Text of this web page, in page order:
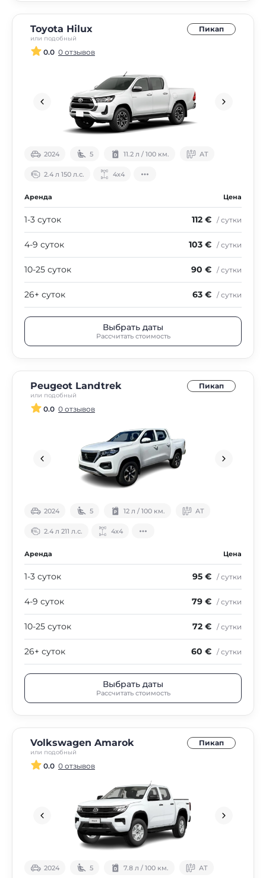
Toyota Hilux
или подобный
Пикап
0.0 0 отзывов
2024 5 11.2 л / 100 км. АТ
2.4 л 150 л.с. 4х4
Аренда Цена
1-3 суток 112 € / сутки
4-9 суток 103 € / сутки
10-25 суток 90 € / сутки
26+ суток 63 € / сутки
Выбрать даты
Рассчитать стоимость
Peugeot Landtrek
или подобный
Пикап
0.0 0 отзывов
2024 5 12 л / 100 км. АТ
2.4 л 211 л.с. 4х4
Аренда Цена
1-3 суток 95 € / сутки
4-9 суток 79 € / сутки
10-25 суток 72 € / сутки
26+ суток 60 € / сутки
Выбрать даты
Рассчитать стоимость
Volkswagen Amarok
или подобный
Пикап
0.0 0 отзывов
2024 5 7.8 л / 100 км. АТ